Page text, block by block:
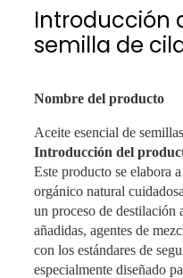
Introducción
semilla de
Nombre del producto
Aceite esencial de
Introducción del
Este producto se elabora
orgánico natural
un proceso de destilación
añadidas, agentes de
con los estándares de
especialmente diseñado